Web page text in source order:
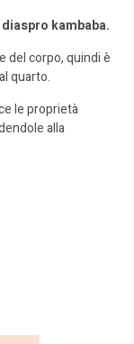
diaspro kambaba.
del corpo, quindi è
quarto.
le proprietà
alla